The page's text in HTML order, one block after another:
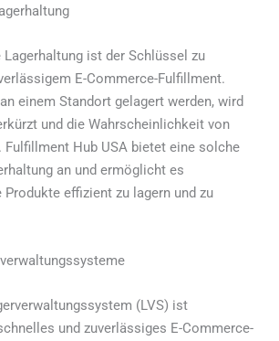
ist der Schlüssel zu
E-Commerce-Fulfillment.
einem Standort gelagert werden, wird
und die Wahrscheinlichkeit von
Fulfillment Hub USA bietet eine solche
an und ermöglicht es
Produkte effizient zu lagern und zu
(LVS) ist
und zuverlässiges E-Commerce-